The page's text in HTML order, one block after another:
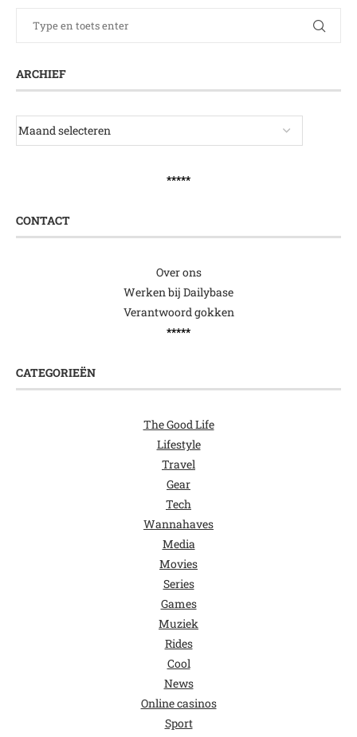
ARCHIEF
*****
CONTACT
Over ons
Werken bij Dailybase
Verantwoord gokken
*****
CATEGORIEËN
The Good Life
Lifestyle
Travel
Gear
Tech
Wannahaves
Media
Movies
Series
Games
Muziek
Rides
Cool
News
Online casinos
Sport